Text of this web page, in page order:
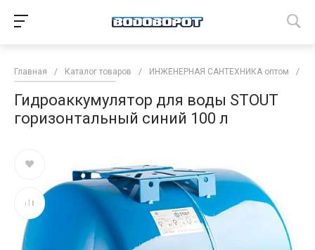
Главная / Каталог товаров / ИНЖЕНЕРНАЯ САНТЕХНИКА оптом /
Гидроаккумулятор для воды STOUT
горизонтальный синий 100 л